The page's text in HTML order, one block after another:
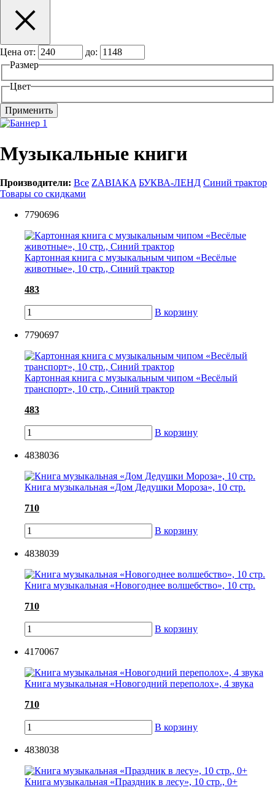
Цена от:
до:
Размер
Цвет
Музыкальные книги
Производители: Все ZABIAKA БУКВА-ЛЕНД Синий трактор
Товары со скидками
7790696
Картонная книга с музыкальным чипом «Весёлые
животные», 10 стр., Синий трактор
483
В корзину
7790697
Картонная книга с музыкальным чипом «Весёлый
транспорт», 10 стр., Синий трактор
483
В корзину
4838036
Книга музыкальная «Дом Дедушки Мороза», 10 стр.
710
В корзину
4838039
Книга музыкальная «Новогоднее волшебство», 10 стр.
710
В корзину
4170067
Книга музыкальная «Новогодний переполох», 4 звука
710
В корзину
4838038
Книга музыкальная «Праздник в лесу», 10 стр., 0+